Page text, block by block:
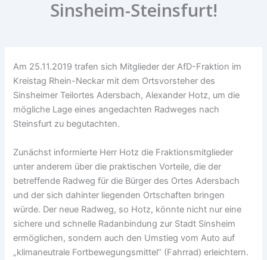
Sinsheim-Steinsfurt!
Am 25.11.2019 trafen sich Mitglieder der AfD-Fraktion im
Kreistag Rhein-Neckar mit dem Ortsvorsteher des
Sinsheimer Teilortes Adersbach, Alexander Hotz, um die
mögliche Lage eines angedachten Radweges nach
Steinsfurt zu begutachten.
Zunächst informierte Herr Hotz die Fraktionsmitglieder
unter anderem über die praktischen Vorteile, die der
betreffende Radweg für die Bürger des Ortes Adersbach
und der sich dahinter liegenden Ortschaften bringen
würde. Der neue Radweg, so Hotz, könnte nicht nur eine
sichere und schnelle Radanbindung zur Stadt Sinsheim
ermöglichen, sondern auch den Umstieg vom Auto auf
„klimaneutrale Fortbewegungsmittel“ (Fahrrad) erleichtern.